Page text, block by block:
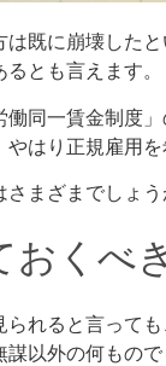
既に崩壊した
とも言えます。
同一賃金制度
はり正規雇用
まざまでしょ
おくべ
れると言って
以外の何もので